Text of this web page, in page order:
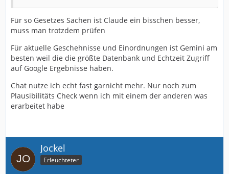
Für so Gesetzes Sachen ist Claude ein bisschen besser,
muss man trotzdem prüfen
Für aktuelle Geschehnisse und Einordnungen ist Gemini am
besten weil die die größte Datenbank und Echtzeit Zugriff
auf Google Ergebnisse haben.
Chat nutze ich echt fast garnicht mehr. Nur noch zum
Plausibilitäts Check wenn ich mit einem der anderen was
erarbeitet habe
Jockel
Erleuchteter